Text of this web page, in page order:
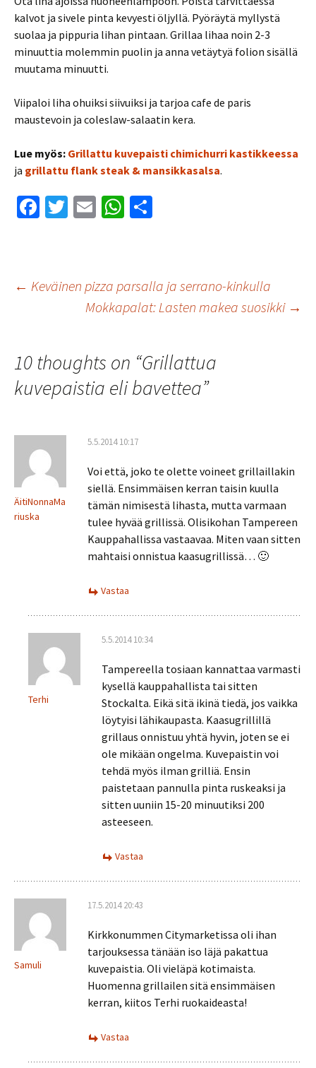
kalvot ja sivele pinta kevyesti öljyllä. Pyöräytä myllystä
suolaa ja pippuria lihan pintaan. Grillaa lihaa noin 2-3
minuuttia molemmin puolin ja anna vetäytyä folion sisällä
muutama minuutti.
Viipaloi liha ohuiksi siivuiksi ja tarjoa cafe de paris
maustevoin ja coleslaw-salaatin kera.
Lue myös: Grillattu kuvepaisti chimichurri kastikkeessa
ja grillattu flank steak & mansikkasalsa.
Fa
o
T
E
W
p
p
e
Artikkelien
← Keväinen pizza parsalla ja serrano-kinkulla
Mokkapalat: Lasten makea suosikki →
10 thoughts on “Grillattua
kuvepaistia eli bavettea”
ÄitiNonnaMa
riuska
5.5.2014 10:17
Voi että, joko te olette voineet grillaillakin
siellä. Ensimmäisen kerran taisin kuulla
tämän nimisestä lihasta, mutta varmaan
tulee hyvää grillissä. Olisikohan Tampereen
Kauppahallissa vastaavaa. Miten vaan sitten
mahtaisi onnistua kaasugrillissä… 🙂
Vastaa
Terhi
5.5.2014 10:34
Tampereella tosiaan kannattaa varmasti
kysellä kauppahallista tai sitten
Stockalta. Eikä sitä ikinä tiedä, jos vaikka
löytyisi lähikaupasta. Kaasugrillillä
grillaus onnistuu yhtä hyvin, joten se ei
ole mikään ongelma. Kuvepaistin voi
tehdä myös ilman grilliä. Ensin
paistetaan pannulla pinta ruskeaksi ja
sitten uuniin 15-20 minuutiksi 200
asteeseen.
Vastaa
Samuli
17.5.2014 20:43
Kirkkonummen Citymarketissa oli ihan
tarjouksessa tänään iso läjä pakattua
kuvepaistia. Oli vieläpä kotimaista.
Huomenna grillailen sitä ensimmäisen
kerran, kiitos Terhi ruokaideasta!
Vastaa